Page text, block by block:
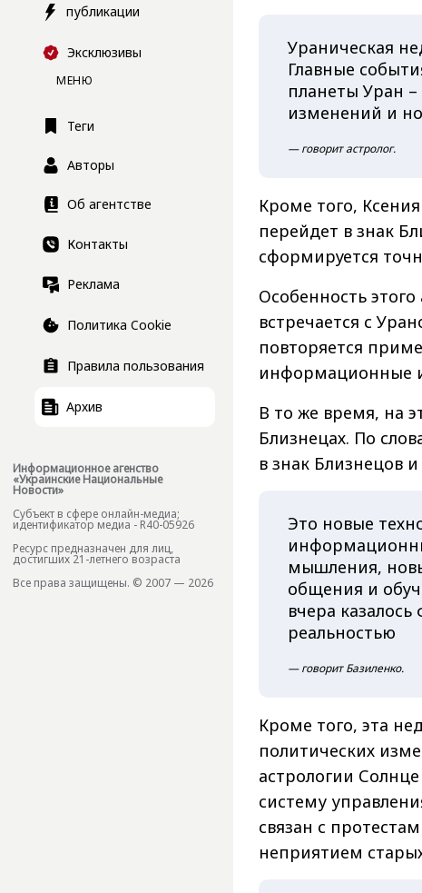
публикации
Эксклюзивы
МЕНЮ
Теги
Авторы
Об агентстве
Контакты
Реклама
Политика Cookie
Правила пользования
Архив
Информационное агенство
«Украинские Национальные
Новости»
Субъект в сфере онлайн-медиа;
идентификатор медиа - R40-05926
Ресурс предназначен для лиц,
достигших 21-летнего возраста
Все права защищены. © 2007 — 2026
Ураническая
Главные
планеты Уран
изменений и
— говорит астролог.
Кроме того,
перейдет в знак
сформируется
Особенность
встречается с
повторяется
информационные
В то же время, на
Близнецах. По
в знак Близнецов
Это новые
мышления,
общения и
вчера
реальностью
— говорит Базиленко.
Кроме того, эта
политических
астрологии
систему
связан с
неприятием